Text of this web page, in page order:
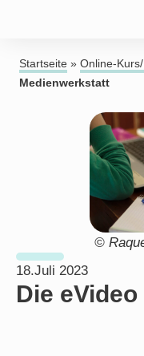
Startseite » Online-
Medienwerkstatt
©
18.Juli 2023
Die